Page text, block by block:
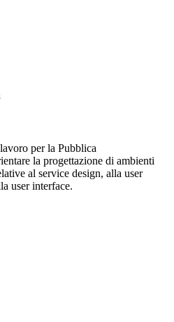
per la Pubblica
la progettazione di ambienti
al service design, alla user
user interface.